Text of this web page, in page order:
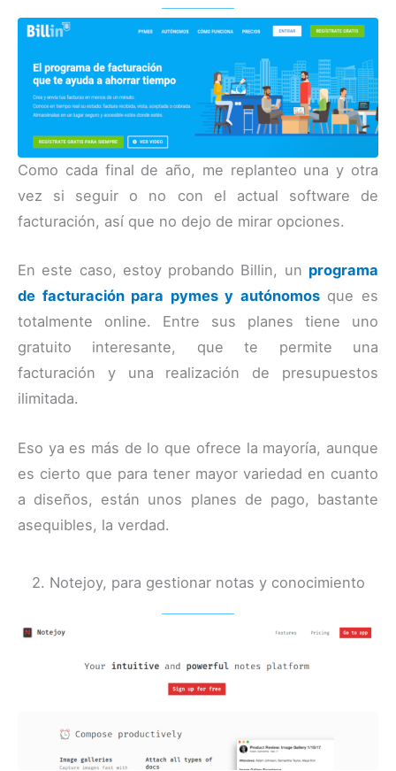
Como cada final de año, me replanteo una y otra
vez si seguir o no con el actual software de
facturación, así que no dejo de mirar opciones.
En este caso, estoy probando Billin, un programa
de facturación para pymes y autónomosque es
totalmente online. Entre sus planes tiene uno
gratuito interesante, que te permite una
facturación y una realización de presupuestos
ilimitada.
Eso ya es más de lo que ofrece la mayoría, aunque
es cierto que para tener mayor variedad en cuanto
a diseños, están unos planes de pago, bastante
asequibles, la verdad.
2. Notejoy, para gestionar notas y conocimiento